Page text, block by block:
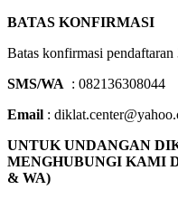
BATAS KONFIRMASI
Batas konfirmasi
SMS/WA : 082136308044
Email :
UNTUK UNDANGAN
MENGHUBUNGI KAMI
& WA)